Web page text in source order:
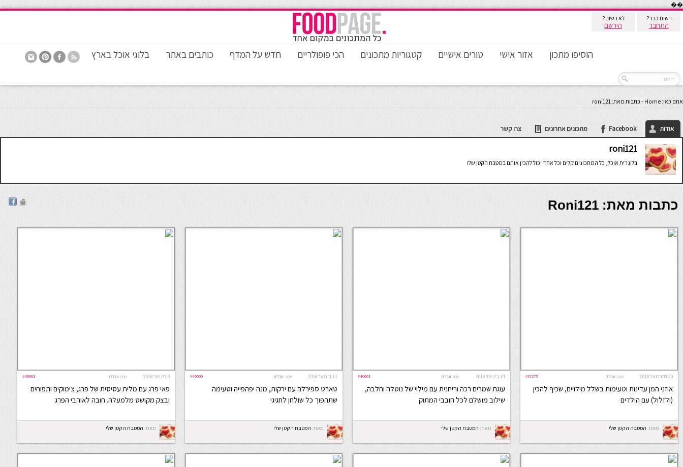
��
רשום כבר?
התחבר
לא רשום?
הירשם
הוסיפו מתכון אזור אישי טורים אישיים קטגוריות מתכונים הכי פופולריים חדש על המדף כותבים באתר בלוגי אוכל בארץ
אתם כאן: Home
- כתבות מאת: roni121
אודות Facebook מתכונים אחרונים צרו קשר
roni121
בלוגרית אוכל, כל המתכונים קלים וכל אחד יכול להכין אותם במטבח הקטן שלו
כתבות מאת: Roni121
20 בפברואר 2018 #37279 שפה: עברית
אוזני המן עדינות וטעימות בשלל מילויים, שכיף להכין
(ולזלול) עם הילדים
מאת: המטבח הקטן שלי
14 בינואר 2018 #46601 שפה: עברית
עוגת שמרים רכה וריחנית עם מילוי של נוטלה וחלבה,
שילוב מושלם לכל חובבי המתוק
מאת: המטבח הקטן שלי
11 בינואר 2018 #46605 שפה: עברית
טארט ספירלה עם ירקות, מנה יפהפייה וטעימה
שתהפוך כל שולחן לחגיגי
מאת: המטבח הקטן שלי
9 בינואר 2018 #46603 שפה: עברית
פאי פרג עם מלית עסיסית של פרג, צימוקים ותפוחים
ובצק מקושט מלמעלה. חובה לאוהבי הפרג
מאת: המטבח הקטן שלי